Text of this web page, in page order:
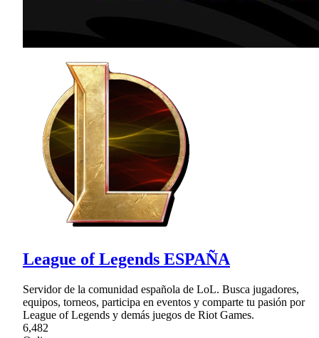
League of Legends ESPAÑA
Servidor de la comunidad española de LoL. Busca jugadores,
equipos, torneos, participa en eventos y comparte tu pasión por
League of Legends y demás juegos de Riot Games.
6,482